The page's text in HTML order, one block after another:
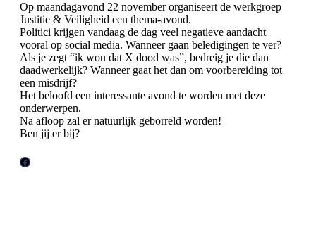
Op maandagavond 22 november organiseert de werkgroep
Justitie & Veiligheid een thema-avond.
Politici krijgen vandaag de dag veel negatieve aandacht
vooral op social media. Wanneer gaan beledigingen te ver?
Als je zegt “ik wou dat X dood was”, bedreig je die dan
daadwerkelijk? Wanneer gaat het dan om voorbereiding tot
een misdrijf?
Het beloofd een interessante avond te worden met deze
onderwerpen.
Na afloop zal er natuurlijk geborreld worden!
Ben jij er bij?
F